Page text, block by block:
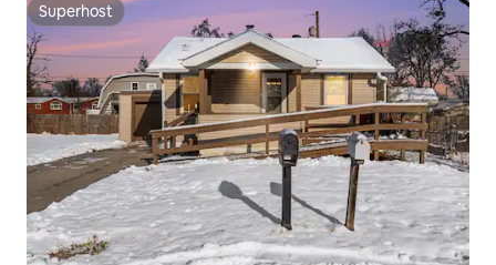
Superhost
Superhost